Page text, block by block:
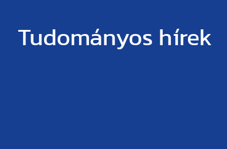
Tudományos hírek